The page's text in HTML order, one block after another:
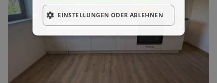
EINSTELLUNGEN ODER ABLEHNEN